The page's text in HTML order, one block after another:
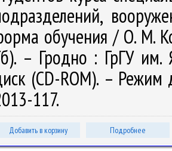
обучения / О. М.
– Гродно : ГрГУ им.
(CD-ROM). –
117.
Добавить в корзину Подробнее